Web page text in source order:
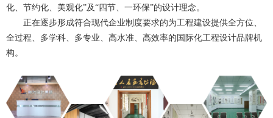
化、节约化、美观化”及“四节、一环保”的设计理念。
正在逐步形成符合现代企业制度要求的为工程建设提供全方位、
全过程、多学科、多专业、高水准、高效率的国际化工程设计品牌机
构。